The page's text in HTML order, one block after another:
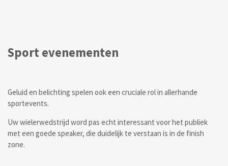
Sport evenementen
Geluid en belichting spelen ook een cruciale rol in allerhande
sportevents.
Uw wielerwedstrijd word pas echt interessant voor het publiek
met een goede speaker, die duidelijk te verstaan is in de finish
zone.